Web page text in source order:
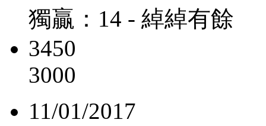
獨贏：14 - 綽綽有餘
3450
3000
11/01/2017